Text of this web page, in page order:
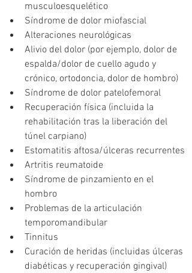
musculoesquelético
Síndrome de dolor miofascial
Alteraciones neurológicas
Alivio del dolor (por ejemplo, dolor de
espalda/dolor de cuello agudo y
crónico, ortodoncia, dolor de hombro)
Síndrome de dolor patelofemoral
Recuperación física (incluida la
rehabilitación tras la liberación del
túnel carpiano)
Estomatitis aftosa/úlceras recurrentes
Artritis reumatoide
Síndrome de pinzamiento en el
hombro
Problemas de la articulación
temporomandibular
Tinnitus
Curación de heridas (incluidas úlceras
diabéticas y recuperación gingival)